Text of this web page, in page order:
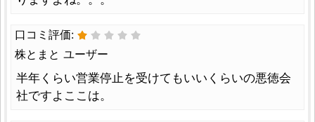
口コミ評価:
株とまと ユーザー
半年くらい営業停止を受けてもいいくらいの悪徳会
社ですよここは。